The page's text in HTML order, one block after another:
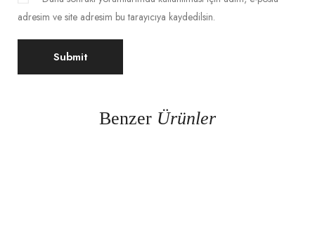
adresim ve site adresim bu tarayıcıya kaydedilsin.
Benzer Ürünler